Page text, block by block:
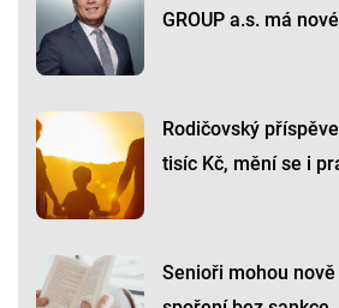
GROUP a.s. má
Rodičovský
tisíc Kč, mění se i
Senioři mohou